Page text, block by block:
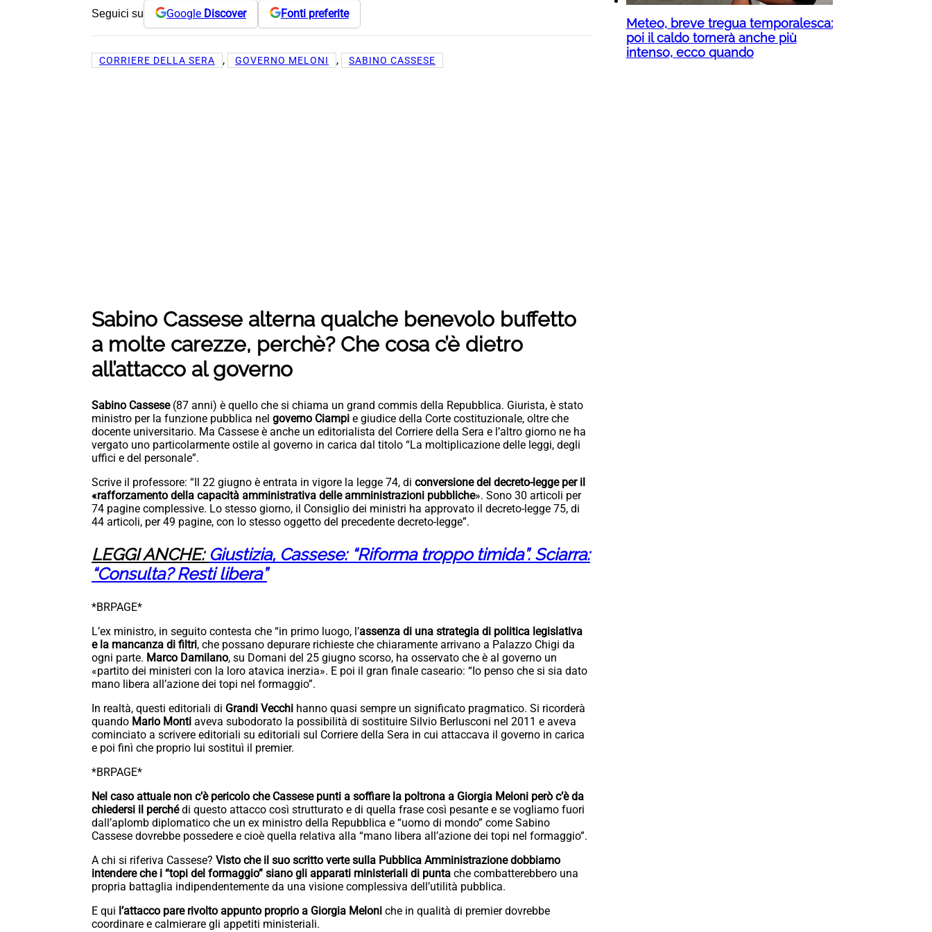
Seguici su Google Discover Fonti preferite
CORRIERE DELLA SERA , GOVERNO MELONI , SABINO CASSESE
Sabino Cassese alterna qualche benevolo buffetto
a molte carezze, perchè? Che cosa c’è dietro
all’attacco al governo
Sabino Cassese(87 anni) è quello che si chiama un grand commis della Repubblica. Giurista, è stato
ministro per la funzione pubblica nel governo Ciampi e giudice della Corte costituzionale, oltre che
docente universitario. Ma Cassese è anche un editorialista del Corriere della Sera e l’altro giorno ne ha
vergato uno particolarmente ostile al governo in carica dal titolo “La moltiplicazione delle leggi, degli
uffici e del personale”.
Scrive il professore: “Il 22 giugno è entrata in vigore la legge 74, di conversione del decreto-legge per il
«rafforzamento della capacità amministrativa delle amministrazioni pubbliche». Sono 30 articoli per
74 pagine complessive. Lo stesso giorno, il Consiglio dei ministri ha approvato il decreto-legge 75, di
44 articoli, per 49 pagine, con lo stesso oggetto del precedente decreto-legge”.
LEGGI ANCHE: Giustizia, Cassese: “Riforma troppo timida”. Sciarra:
“Consulta? Resti libera”
*BRPAGE*
L’ex ministro, in seguito contesta che “in primo luogo, l’assenza di una strategia di politica legislativa
e la mancanza di filtri, che possano depurare richieste che chiaramente arrivano a Palazzo Chigi da
ogni parte. Marco Damilano, su Domani del 25 giugno scorso, ha osservato che è al governo un
«partito dei ministeri con la loro atavica inerzia». E poi il gran finale caseario: “Io penso che si sia dato
mano libera all’azione dei topi nel formaggio”.
In realtà, questi editoriali di Grandi Vecchi hanno quasi sempre un significato pragmatico. Si ricorderà
quando Mario Monti aveva subodorato la possibilità di sostituire Silvio Berlusconi nel 2011 e aveva
cominciato a scrivere editoriali su editoriali sul Corriere della Sera in cui attaccava il governo in carica
e poi finì che proprio lui sostituì il premier.
*BRPAGE*
Nel caso attuale non c’è pericolo che Cassese punti a soffiare la poltrona a Giorgia Meloni però c’è da
chiedersi il perchédi questo attacco così strutturato e di quella frase così pesante e se vogliamo fuori
dall’aplomb diplomatico che un ex ministro della Repubblica e “uomo di mondo” come Sabino
Cassese dovrebbe possedere e cioè quella relativa alla “mano libera all’azione dei topi nel formaggio”.
A chi si riferiva Cassese? Visto che il suo scritto verte sulla Pubblica Amministrazione dobbiamo
intendere che i “topi del formaggio” siano gli apparati ministeriali di punta che combatterebbero una
propria battaglia indipendentemente da una visione complessiva dell’utilità pubblica.
E qui l’attacco pare rivolto appunto proprio a Giorgia Meloni che in qualità di premier dovrebbe
coordinare e calmierare gli appetiti ministeriali.
Meteo, breve tregua temporalesca:
poi il caldo tornerà anche più
intenso, ecco quando